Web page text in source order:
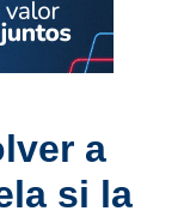
a
si la